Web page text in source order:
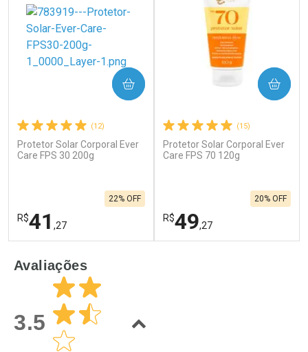
(12)
Protetor Solar Corporal Ever
Care FPS 30 200g
R$41 ,27
22% OFF
COMPRAR
Laboratório
Por Menos
(15)
Protetor Solar Corporal Ever
Care FPS 70 120g
R$49,27
20% OFF
COMPRAR
Avaliações
3.5